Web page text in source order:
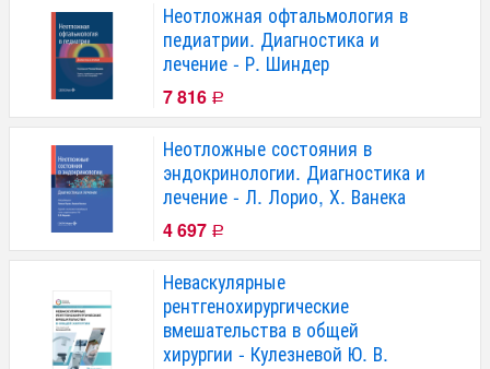
Неотложная офтальмология в
педиатрии. Диагностика и
лечение - Р. Шиндер
7 816 Р
Неотложные состояния в
эндокринологии. Диагностика и
лечение - Л. Лорио, Х. Ванека
4 697 Р
Неваскулярные
рентгенохирургические
вмешательства в общей
хирургии - Кулезневой Ю. В.